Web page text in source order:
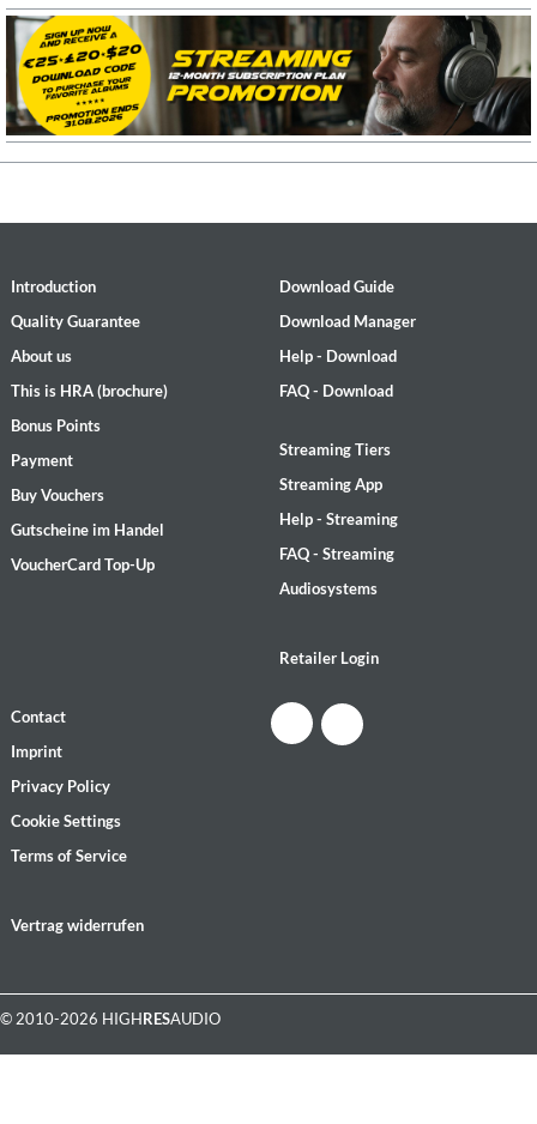
Introduction
Quality Guarantee
About us
This is HRA (brochure)
Bonus Points
Payment
Buy Vouchers
Gutscheine im Handel
VoucherCard Top-Up
Download Guide
Download Manager
Help - Download
FAQ - Download
Streaming Tiers
Streaming App
Help - Streaming
FAQ - Streaming
Audiosystems
Retailer Login
Contact
Imprint
Privacy Policy
Cookie Settings
Terms of Service
Vertrag widerrufen
© 2010-2026 HIGHRESAUDIO